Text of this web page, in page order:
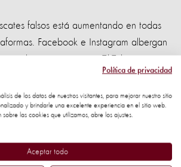
falsos está aumentando en todas
Facebook e Instagram albergan
videos, mientras que TikTok y
atrás.
involucran gatos (42%), seguidos
serpientes y tortugas, en escenarios
Política de privacidad
de los datos de nuestros visitantes, para mejorar nuestro sitio
y brindarle una excelente experiencia en el sitio web.
las cookies que utilizamos, abre los ajustes.
Aceptar todo